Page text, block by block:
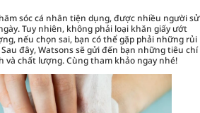
sóc cá nhân tiện dụng, được nhiều người sử
Tuy nhiên, không phải loại khăn giấy ướt
nếu chọn sai, bạn có thể gặp phải những rủi
đây, Watsons sẽ gửi đến bạn những tiêu chí
và chất lượng. Cùng tham khảo ngay nhé!